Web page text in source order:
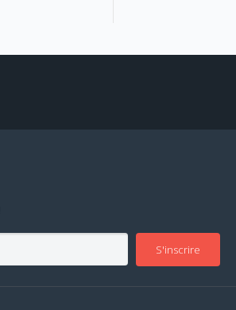
S'inscrire